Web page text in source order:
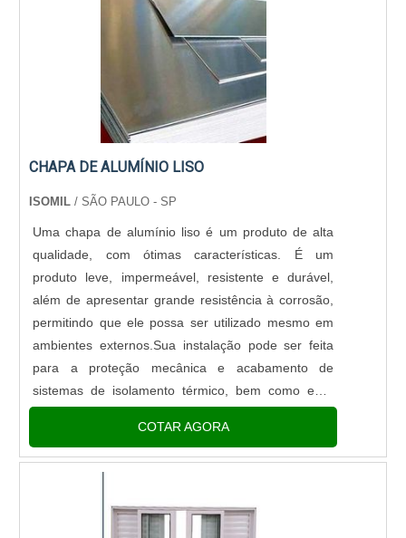
contra arranhões. Além disso, existem outras
vantagens de contar com as sapatas, entre as quais
é possível destacar: Garante uma boa fixação da
escada; Absorve e amortece o impacto; Evita
descargas elétricas, visto que a borracha é um bom
isolante; Entre diversos outros pontos
importantes.Mais detalhes fundamentais deste
itemAs sapatas são essenciais principalmente em
desse tipo de material, não o utilizando por exemplo
em pisos molhados, por conta de que nesses
casos, a borracha não garante a total fixação e o
risco de a escada escorregar é maior.Para
encontrar as sapatas de borracha para escadas é
fundamental contar com empresas qualificadas e
capacitadas, que possuam alta experiência no
fornecimento desses produtos. Essa empresa deve
primor desde a fabricação até o acabamento
final tenha alta qualidade.ONDE ENCONTRAR
SAPATA DE BORRACHA PARA ESCADAA Impact
CHAPA DE ALUMÍNIO LISO
ISOMIL / SÃO PAULO - SP
Uma chapa de alumínio liso é um produto de alta
qualidade, com ótimas características. É um
produto leve, impermeável, resistente e durável,
além de apresentar grande resistência à corrosão,
permitindo que ele possa ser utilizado mesmo em
ambientes externos.Sua instalação pode ser feita
para a proteção mecânica e acabamento de
sistemas de isolamento térmico, bem como em:-
laterais de edificações e ....
COTAR AGORA